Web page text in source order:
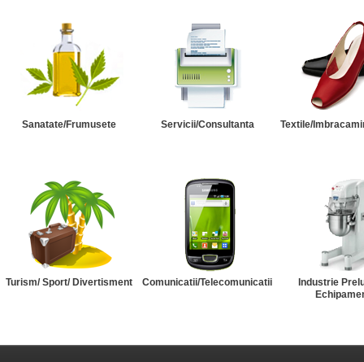
Sanatate/Frumusete Servicii/Consultanta Textile/
Turism/ Sport/ Divertisment Comunicatii/Telecomunicatii
Industrie